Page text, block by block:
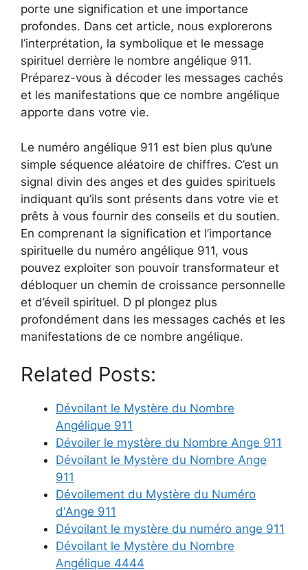
porte une signification et une importance
profondes. Dans cet article, nous explorerons
l’interprétation, la symbolique et le message
spirituel derrière le nombre angélique 911.
Préparez-vous à décoder les messages cachés
et les manifestations que ce nombre angélique
apporte dans votre vie.
Le numéro angélique 911 est bien plus qu’une
simple séquence aléatoire de chiffres. C’est un
signal divin des anges et des guides spirituels
indiquant qu’ils sont présents dans votre vie et
prêts à vous fournir des conseils et du soutien.
En comprenant la signification et l’importance
spirituelle du numéro angélique 911, vous
pouvez exploiter son pouvoir transformateur et
débloquer un chemin de croissance personnelle
et d’éveil spirituel. D pl plongez plus
profondément dans les messages cachés et les
manifestations de ce nombre angélique.
Related Posts:
Dévoilant le Mystère du Nombre
Angélique 911
Dévoiler le mystère du Nombre Ange 911
Dévoilant le Mystère du Nombre Ange
911
Dévoilement du Mystère du Numéro
d'Ange 911
Dévoilant le mystère du numéro ange 911
Dévoilant le Mystère du Nombre
Angélique 4444